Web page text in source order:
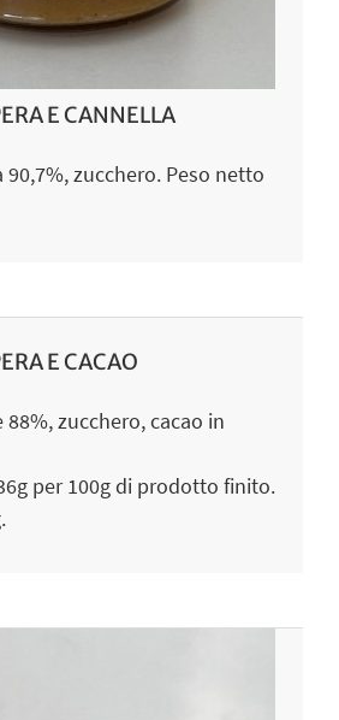
E CANNELLA
zucchero. Peso netto
E CACAO
zucchero, cacao in
per 100g di prodotto finito.